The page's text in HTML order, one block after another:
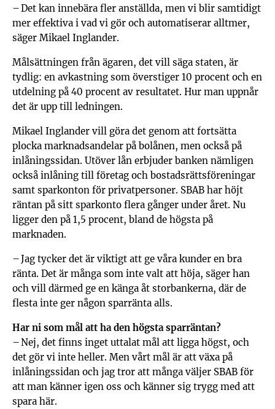
– Det kan innebära fler anställda, men vi blir samtidigt
mer effektiva i vad vi gör och automatiserar alltmer,
säger Mikael Inglander.
Målsättningen från ägaren, det vill säga staten, är
tydlig: en avkastning som överstiger 10 procent och en
utdelning på 40 procent av resultatet. Hur man uppnår
det är upp till ledningen.
Mikael Inglander vill göra det genom att fortsätta
plocka marknadsandelar på bolånen, men också på
inlåningssidan. Utöver lån erbjuder banken nämligen
också inlåning till företag och bostadsrättsföreningar
samt sparkonton för privatpersoner. SBAB har höjt
räntan på sitt sparkonto flera gånger under året. Nu
ligger den på 1,5 procent, bland de högsta på
marknaden.
– Jag tycker det är viktigt att ge våra kunder en bra
ränta. Det är många som inte valt att höja, säger han
och vill därmed ge en känga åt storbankerna, där de
flesta inte ger någon sparränta alls.
Har ni som mål att ha den högsta sparräntan?
– Nej, det finns inget uttalat mål att ligga högst, och
det gör vi inte heller. Men vårt mål är att växa på
inlåningssidan och jag tror att många väljer SBAB för
att man känner igen oss och känner sig trygg med att
spara här.